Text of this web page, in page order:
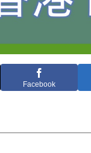
Facebook